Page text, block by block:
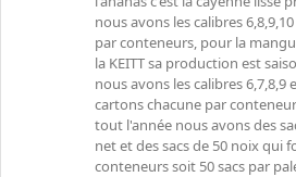
nous avons les calibres
par conteneurs, pour la
la KEITT sa production est
nous avons les calibres 6,7,8,9
cartons chacune par
tout l'année nous avons des
net et des sacs de 50 noix qui
conteneurs soit 50 sacs par